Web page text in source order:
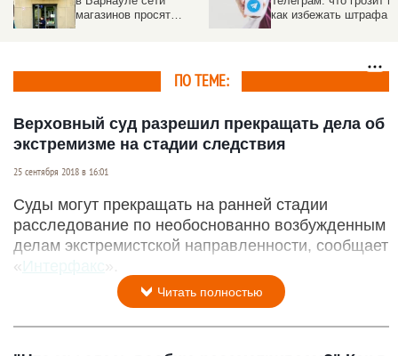
магазинов просят
как избежать штрафа
ПО ТЕМЕ:
Верховный суд разрешил прекращать дела об
экстремизме на стадии следствия
25 сентября 2018 в 16:01
Суды могут прекращать на ранней стадии
расследование по необоснованно возбужденным
делам экстремистской направленности, сообщает
« Интерфакс
Читать полностью